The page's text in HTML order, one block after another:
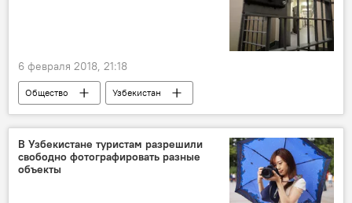
6 февраля 2018, 21:18
Общество
Узбекистан
Дильмурад Саидов
В Узбекистане туристам разрешили
свободно фотографировать разные
объекты